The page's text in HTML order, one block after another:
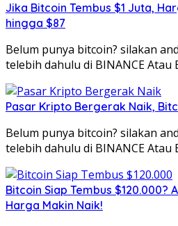
Jika Bitcoin Tembus $1 Juta,
hingga $87
Belum punya bitcoin? silakan
telebih dahulu di BINANCE Atau
Pasar Kripto Bergerak Naik,
Belum punya bitcoin? silakan
telebih dahulu di BINANCE Atau
Bitcoin Siap Tembus $120.000?
Harga Makin Naik!